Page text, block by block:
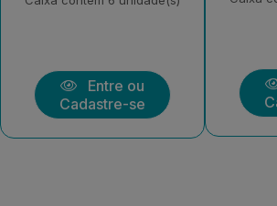
Entre ou
Cadastre-se